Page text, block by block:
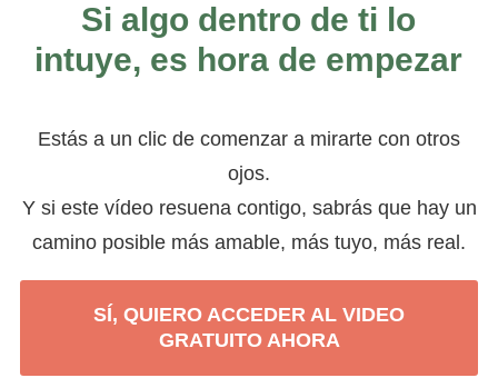
Si algo dentro de ti lo
intuye, es hora de empezar
Estás a un clic de comenzar a mirarte con otros
ojos.
Y si este vídeo resuena contigo, sabrás que hay un
camino posible más amable, más tuyo, más real.
SÍ, QUIERO ACCEDER AL VIDEO
GRATUITO AHORA